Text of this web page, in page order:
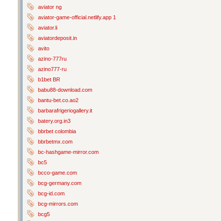
aviator ng
aviator-game-official.netlify.app 1
aviator.li
aviatordeposit.in
avito
azino-777ru
azino777-ru
b1bet BR
babu88-download.com
bantu-bet.co.ao2
barbarafrigeriogallery.it
batery.org.in3
bbrbet colombia
bbrbetmx.com
bc-hashgame-mirror.com
bc5
bcco-game.com
bcg-germany.com
bcg-id.com
bcg-mirrors.com
bcg5